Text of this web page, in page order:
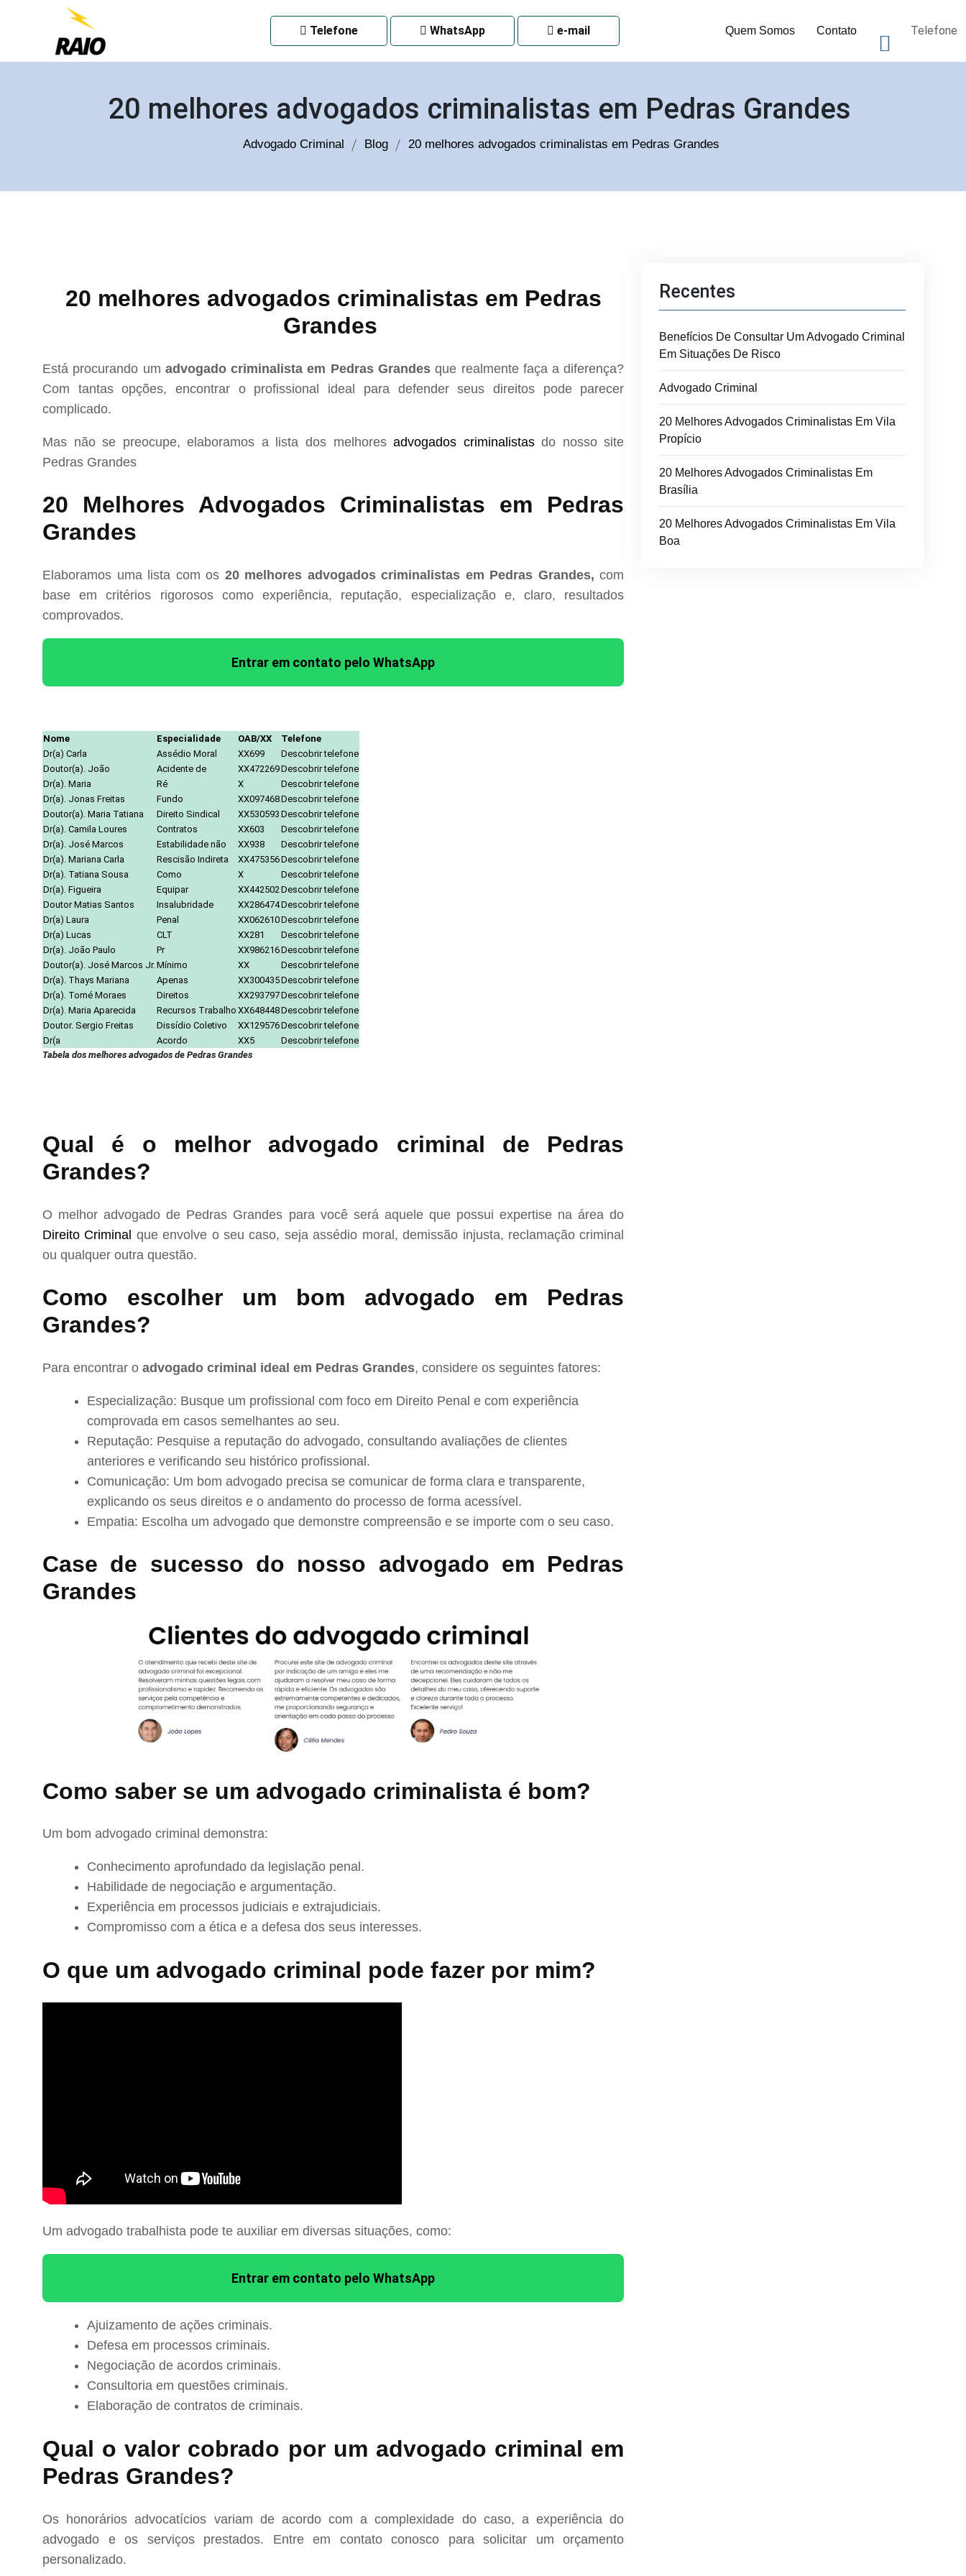
Telefone WhatsApp e-mail Quem Somos Contato Telefone
20 melhores advogados criminalistas em Pedras Grandes
Advogado Criminal Blog 20 melhores advogados criminalistas em Pedras Grandes
20 melhores advogados criminalistas em Pedras
Grandes
Está procurando um advogado criminalista em Pedras Grandesque realmente faça a diferença?
Com tantas opções, encontrar o profissional ideal para defender seus direitos pode parecer
complicado.
Mas não se preocupe, elaboramos a lista dos melhoresadvogados criminalistasdo nosso site
Pedras Grandes
20 Melhores Advogados Criminalistas em Pedras
Grandes
Elaboramos uma lista com os 20 melhores advogados criminalistas em Pedras Grandes, com
base em critérios rigorosos como experiência, reputação, especialização e, claro, resultados
comprovados.
Entrar em contato pelo WhatsApp
Nome Especialidade OAB/XX
Telefone
Dr(a) Carla
Assédio Moral XX699
Descobrir telefone
Doutor(a). João
Acidente de XX472269Descobrir telefone
Dr(a). Maria
Ré X
Descobrir telefone
Dr(a). Jonas Freitas
Fundo XX097468Descobrir telefone
Doutor(a). Maria Tatiana
Direito Sindical XX530593 Descobrir telefone
Dr(a). Camila Loures
Contratos XX603
Descobrir telefone
Dr(a). José Marcos
Estabilidade não XX938
Descobrir telefone
Dr(a). Mariana Carla
Rescisão Indireta XX475356Descobrir telefone
Dr(a). Tatiana Sousa
Como X
Descobrir telefone
Dr(a). Figueira
Equipar XX442502 Descobrir telefone
Doutor Matias Santos
Insalubridade XX286474Descobrir telefone
Dr(a) Laura
Penal XX062610Descobrir telefone
Dr(a) Lucas
CLT XX281
Descobrir telefone
Dr(a). João Paulo
Pr XX986216Descobrir telefone
Doutor(a). José Marcos Jr. Mínimo XX
Descobrir telefone
Dr(a). Thays Mariana
Apenas XX300435Descobrir telefone
Dr(a). Tomé Moraes
Direitos XX293797Descobrir telefone
Dr(a). Maria Aparecida
Recursos Trabalho XX648448Descobrir telefone
Doutor. Sergio Freitas
Dissídio Coletivo XX129576Descobrir telefone
Dr(a
Acordo XX5
Descobrir telefone
Tabela dos melhores advogados de Pedras Grandes
Qual é o melhor advogado criminal de Pedras
Grandes?
O melhor advogado de Pedras Grandes para você será aquele que possui expertise na área do
Direito Criminal que envolve o seu caso, seja assédio moral, demissão injusta, reclamação criminal
ou qualquer outra questão.
Como escolher um bom advogado em Pedras
Grandes?
Para encontrar o advogado criminal ideal em Pedras Grandes, considere os seguintes fatores:
Especialização: Busque um profissional com foco em Direito Penal e com experiência
comprovada em casos semelhantes ao seu.
Reputação: Pesquise a reputação do advogado, consultando avaliações de clientes
anteriores e verificando seu histórico profissional.
Comunicação: Um bom advogado precisa se comunicar de forma clara e transparente,
explicando os seus direitos e o andamento do processo de forma acessível.
Empatia: Escolha um advogado que demonstre compreensão e se importe com o seu caso.
Case de sucesso do nosso advogado em Pedras
Grandes
Como saber se um advogado criminalista é bom?
Um bom advogado criminal demonstra:
Conhecimento aprofundado da legislação penal.
Habilidade de negociação e argumentação.
Experiência em processos judiciais e extrajudiciais.
Compromisso com a ética e a defesa dos seus interesses.
O que um advogado criminal pode fazer por mim?
Um advogado trabalhista pode te auxiliar em diversas situações, como:
Entrar em contato pelo WhatsApp
Ajuizamento de ações criminais.
Defesa em processos criminais.
Negociação de acordos criminais.
Consultoria em questões criminais.
Elaboração de contratos de criminais.
Qual o valor cobrado por um advogado criminal em
Pedras Grandes?
Os honorários advocatícios variam de acordo com a complexidade do caso, a experiência do
advogado e os serviços prestados. Entre em contato conosco para solicitar um orçamento
personalizado.
Recentes
Benefícios De Consultar Um Advogado Criminal
Em Situações De Risco
Advogado Criminal
20 Melhores Advogados Criminalistas Em Vila
Propício
20 Melhores Advogados Criminalistas Em
Brasília
20 Melhores Advogados Criminalistas Em Vila
Boa